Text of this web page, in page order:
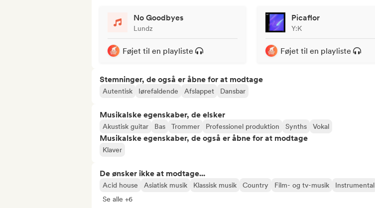
No Goodbyes
Lundz
Føjet til en playliste
Picaflor
Y:K
Føjet til en playliste
Stemninger, de også er åbne for at modtage
Autentisk Iørefaldende Afslappet Dansbar
Musikalske egenskaber, de elsker
Akustisk guitar Bas Trommer Professionel produktion Synths Vokal
Musikalske egenskaber, de også er åbne for at modtage
Klaver
De ønsker ikke at modtage...
Acid house Asiatisk musik Klassisk musik Country Film- og tv-musik
Instrumental
Se alle +6